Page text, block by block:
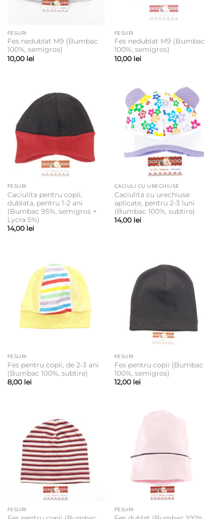
FESURI
Fes nedublat M9 (Bumbac
100%, semigros)
10,00 lei
FESURI
Fes nedublat M9 (Bumbac
100%, semigros)
10,00 lei
FESURI
Caciulita pentru copii,
dublata, pentru 1-2 ani
(Bumbac 95%, semigros +
Lycra 5%)
14,00 lei
CACIULI CU URECHIUSE
Caciulita cu urechiuse
aplicate, pentru 2-3 luni
(Bumbac 100%, subtire)
14,00 lei
FESURI
Fes pentru copii, de 2-3 ani
(Bumbac 100%, subtire)
8,00 lei
FESURI
Fes pentru copii (Bumbac
100%, semigros)
12,00 lei
FESURI FESURI